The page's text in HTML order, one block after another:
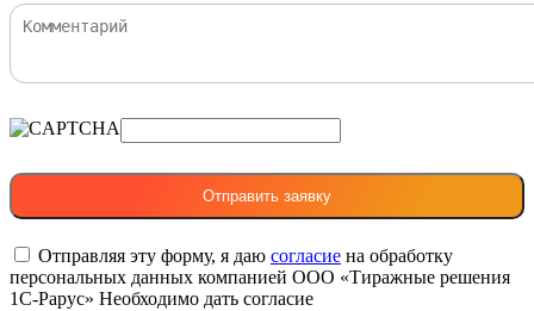
Отправляя эту форму, я даю согласие на обработку
персональных данных компанией ООО «Тиражные решения
1С-Рарус» Необходимо дать согласие